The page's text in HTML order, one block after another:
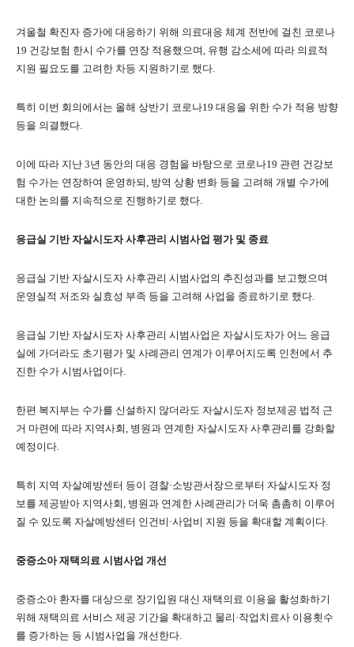
겨울철 확진자 증가에 대응하기 위해 의료대응 체계 전반에 걸친 코로나
19 건강보험 한시 수가를 연장 적용했으며, 유행 감소세에 따라 의료적
지원 필요도를 고려한 차등 지원하기로 했다.
특히 이번 회의에서는 올해 상반기 코로나19 대응을 위한 수가 적용 방향
등을 의결했다.
이에 따라 지난 3년 동안의 대응 경험을 바탕으로 코로나19 관련 건강보
험 수가는 연장하여 운영하되, 방역 상황 변화 등을 고려해 개별 수가에
대한 논의를 지속적으로 진행하기로 했다.
응급실 기반 자살시도자 사후관리 시범사업 평가 및 종료
응급실 기반 자살시도자 사후관리 시범사업의 추진성과를 보고했으며
운영실적 저조와 실효성 부족 등을 고려해 사업을 종료하기로 했다.
응급실 기반 자살시도자 사후관리 시범사업은 자살시도자가 어느 응급
실에 가더라도 초기평가 및 사례관리 연계가 이루어지도록 인천에서 추
진한 수가 시범사업이다.
한편 복지부는 수가를 신설하지 않더라도 자살시도자 정보제공 법적 근
거 마련에 따라 지역사회, 병원과 연계한 자살시도자 사후관리를 강화할
예정이다.
특히 지역 자살예방센터 등이 경찰·소방관서장으로부터 자살시도자 정
보를 제공받아 지역사회, 병원과 연계한 사례관리가 더욱 촘촘히 이루어
질 수 있도록 자살예방센터 인건비·사업비 지원 등을 확대할 계획이다.
중증소아 재택의료 시범사업 개선
중증소아 환자를 대상으로 장기입원 대신 재택의료 이용을 활성화하기
위해 재택의료 서비스 제공 기간을 확대하고 물리·작업치료사 이용횟수
를 증가하는 등 시범사업을 개선한다.